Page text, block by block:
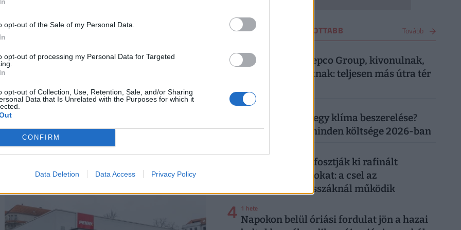
opt-out of the Sale of my Personal Data.
opt-out of processing my Personal Data for Targeted
opt-out of Collection, Use, Retention, Sale, and/or Sharing
Data that Is Unrelated with the Purposes for which it
CONFIRM
Data Deletion Data Access Privacy Policy
nyomkodható eszközök vásárolhatók meg az
DigiTimes várakozásai szerint. A gyártók két
karácsony környékén csökkenthetik az
álomárat egy komolyabb gép esetében.
az előállítási költsége viszonylag alacsony
nem hozná meg a kívánt növekedést az
ezeknek az eszközöknek az esetében -
is tud párosítani egy ilyen eszközhöz, e
VÁSÁRLÁS LEGOLVASOTTABB Tovább
1
Most közölte a Pepco Group, kivonulnak,
vége egy korszaknak: teljesen más útra tér
2 1 hónapja
Mennyibe kerül egy klíma beszerelése?
Egy klíma ára, minden költsége 2026-ban
3
"Banántrükkel" fosztják ki rafinált
vásárolók a boltokat: a csel az
önkiszolgáló kasszáknál működik
4 1 hete
Napokon belül óriási fordulat jön a hazai